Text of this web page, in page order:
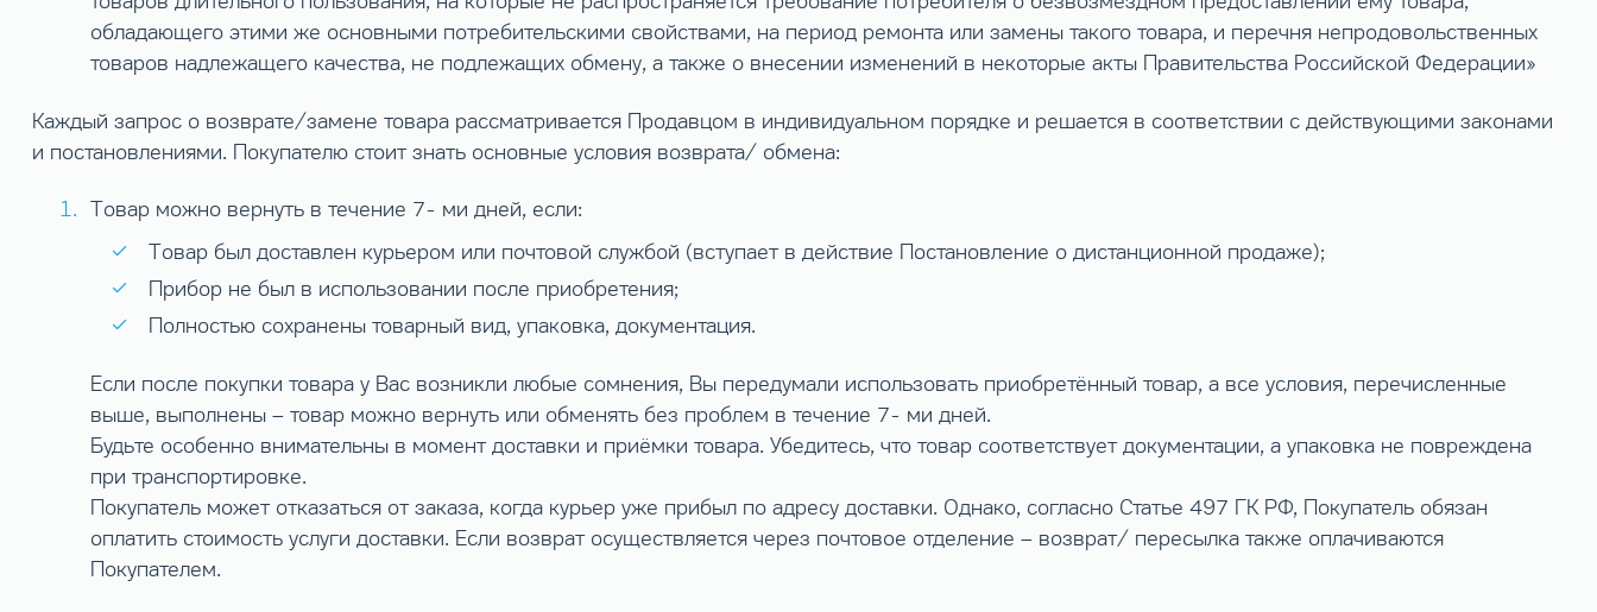
обладающего этими же основными потребительскими свойствами, на период ремонта или замены такого товара, и перечня непродовольственных
товаров надлежащего качества, не подлежащих обмену, а также о внесении изменений в некоторые акты Правительства Российской Федерации»
Каждый запрос о возврате/замене товара рассматривается Продавцом в индивидуальном порядке и решается в соответствии с действующими законами
и постановлениями. Покупателю стоит знать основные условия возврата/ обмена:
Товар можно вернуть в течение 7- ми дней, если:
Товар был доставлен курьером или почтовой службой (вступает в действие Постановление о дистанционной продаже);
Прибор не был в использовании после приобретения;
Полностью сохранены товарный вид, упаковка, документация.
Если после покупки товара у Вас возникли любые сомнения, Вы передумали использовать приобретённый товар, а все условия, перечисленные
выше, выполнены – товар можно вернуть или обменять без проблем в течение 7- ми дней.
Будьте особенно внимательны в момент доставки и приёмки товара. Убедитесь, что товар соответствует документации, а упаковка не повреждена
при транспортировке.
Покупатель может отказаться от заказа, когда курьер уже прибыл по адресу доставки. Однако, согласно Статье 497 ГК РФ, Покупатель обязан
оплатить стоимость услуги доставки. Если возврат осуществляется через почтовое отделение – возврат/ пересылка также оплачиваются
Покупателем.